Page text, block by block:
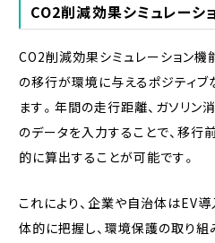
CO2削減効果シミュレーシ
CO2削減効果シミュレーション機
の移行が環境に与えるポジティ
ます。年間の走行距離、ガソリン
のデータを入力することで、移
的に算出することが可能です。
これにより、企業や自治体はEV
体的に把握し、環境保護の取り組